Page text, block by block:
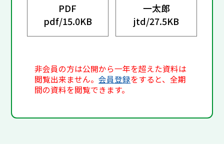
PDF
pdf/15.0KB
一太郎
jtd/27.5KB
非会員の方は公開から一年を超えた資料は
閲覧出来ません。会員登録をすると、全期
間の資料を閲覧できます。